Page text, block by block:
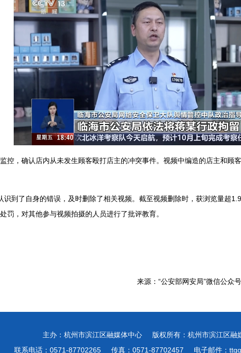
控，确认店内从未发生顾客殴打店主的冲突事件。视频中编造的店主和顾
识到了自身的错误，及时删除了相关视频。截至视频删除时，获浏览量超
罚，对其他参与视频拍摄的人员进行了批评教育。
来源：“公安部网安局”微信公
主办：杭州市滨江区融媒体中心
版权所有：杭州市滨江区融
联系电话：0571-87702265
传真：0571-87702457 电子邮件：